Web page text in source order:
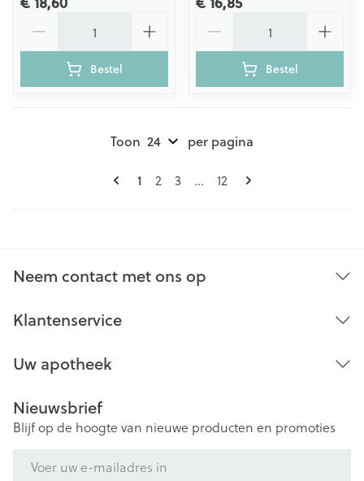
Bestel Bestel
Pagina's
U lees momenteel pagina
1 Pagina
2 Pagina
3 ... Pagina
12
Toon per pagina
Neem contact met ons op
Klantenservice
Uw apotheek
Nieuwsbrief
Blijf op de hoogte van nieuwe producten en promoties